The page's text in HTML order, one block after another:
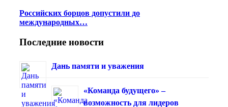
Российских борцов допустили до
международных…
Последние новости
Дань памяти и уважения
«Команда будущего» –
возможность для лидеров